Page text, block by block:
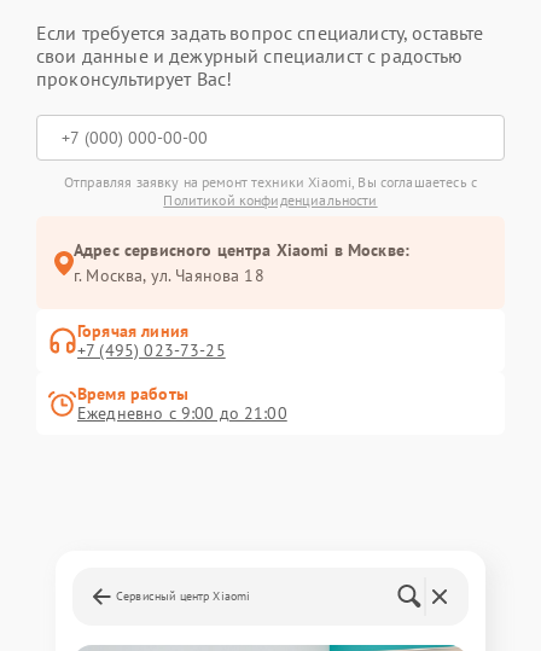
Если требуется задать вопрос специалисту, оставьте
свои данные и дежурный специалист с радостью
проконсультирует Вас!
Отправляя заявку на ремонт техники Xiaomi, Вы соглашаетесь с
Политикой конфиденциальности
Адрес сервисного центра Xiaomi в Москве:
г. Москва, ул. Чаянова 18
Горячая линия
+7 (495) 023-73-25
Время работы
Ежедневно с 9:00 до 21:00
Сервисный центр Xiaomi